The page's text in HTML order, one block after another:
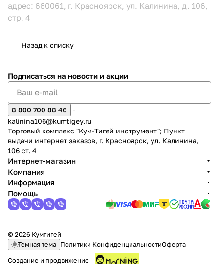
адрес: 660061, г. Красноярск, ул. Калинина, д. 106,
стр. 4
Назад к списку
Подписаться на новости и акции
8 800 700 88 46
kalinina106@kumtigey.ru
Торговый комплекс "Кум-Тигей инструмент"; Пункт
выдачи интернет заказов, г. Красноярск, ул. Калинина,
106 ст. 4
Интернет-магазин
Компания
Информация
Помощь
© 2026 Кумтигей
Темная тема Политики КонфиденциальностиОферта
Создание и продвижение